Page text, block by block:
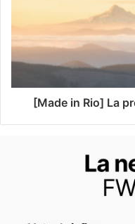
[Made in Rio] La